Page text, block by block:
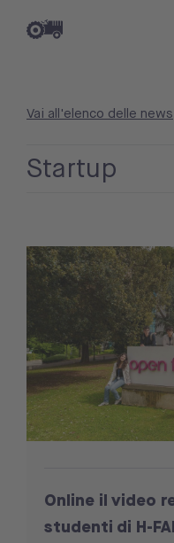
Vai all'elenco delle news
Startup
Online il video
studenti di H-